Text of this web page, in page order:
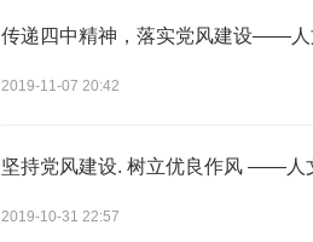
传递四中精神，落实党风建设——人
2019-11-07 20:42
坚持党风建设. 树立优良作风 ——人
2019-10-31 22:57